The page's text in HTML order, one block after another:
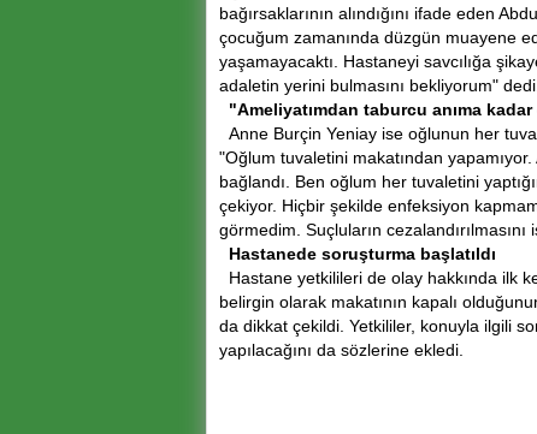
bağırsaklarının alındığını ifade eden
çocuğum zamanında düzgün muayene
yaşamayacaktı. Hastaneyi savcılığa
adaletin yerini bulmasını bekliyorum" dedi.
"Ameliyatımdan taburcu anıma
Anne Burçin Yeniay ise oğlunun her
"Oğlum tuvaletini makatından
bağlandı. Ben oğlum her tuvaletini
çekiyor. Hiçbir şekilde enfeksiyon
görmedim. Suçluların
Hastanede soruşturma başlatıldı
Hastane yetkilileri de olay hakkında ilk
belirgin olarak makatının kapalı
da dikkat çekildi. Yetkililer, konuyla ilgili
yapılacağını da sözlerine ekledi.